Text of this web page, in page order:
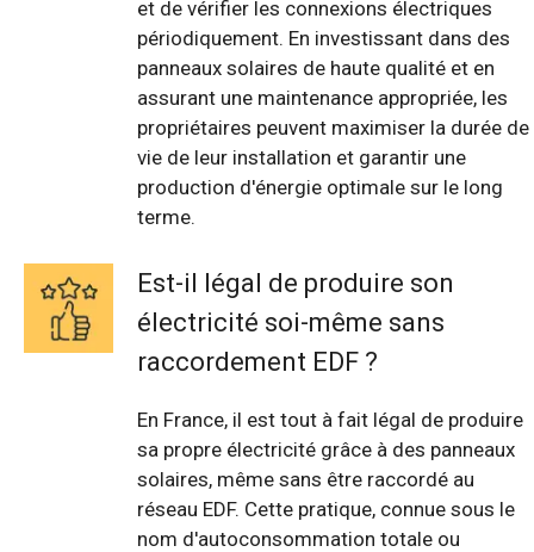
et de vérifier les connexions électriques
périodiquement. En investissant dans des
panneaux solaires de haute qualité et en
assurant une maintenance appropriée, les
propriétaires peuvent maximiser la durée de
vie de leur installation et garantir une
production d'énergie optimale sur le long
terme.
Est-il légal de produire son
électricité soi-même sans
raccordement EDF ?
En France, il est tout à fait légal de produire
sa propre électricité grâce à des panneaux
solaires, même sans être raccordé au
réseau EDF. Cette pratique, connue sous le
nom d'autoconsommation totale ou